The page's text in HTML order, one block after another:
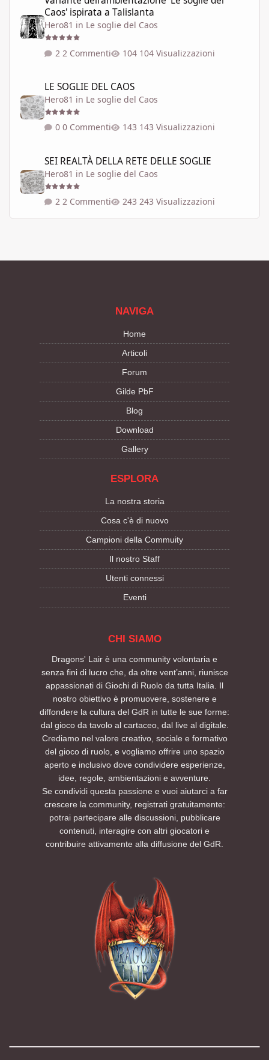
Caos' ispirata a Talislanta
Hero81 in Le soglie del Caos
2 Commenti 104 Visualizzazioni
LE SOGLIE DEL CAOS
Hero81 in Le soglie del Caos
0 Commenti 143 Visualizzazioni
SEI REALTÀ DELLA RETE DELLE SOGLIE
Hero81 in Le soglie del Caos
2 Commenti 243 Visualizzazioni
NAVIGA
Home
Articoli
Forum
Gilde PbF
Blog
Download
Gallery
ESPLORA
La nostra storia
Cosa c'è di nuovo
Campioni della Commuity
Il nostro Staff
Utenti connessi
Eventi
CHI SIAMO
Dragons' Lair è una community volontaria e
senza fini di lucro che, da oltre vent’anni, riunisce
appassionati di Giochi di Ruolo da tutta Italia. Il
nostro obiettivo è promuovere, sostenere e
diffondere la cultura del GdR in tutte le sue forme:
dal gioco da tavolo al cartaceo, dal live al digitale.
Crediamo nel valore creativo, sociale e formativo
del gioco di ruolo, e vogliamo offrire uno spazio
aperto e inclusivo dove condividere esperienze,
idee, regole, ambientazioni e avventure.
Se condividi questa passione e vuoi aiutarci a far
crescere la community, registrati gratuitamente:
potrai partecipare alle discussioni, pubblicare
contenuti, interagire con altri giocatori e
contribuire attivamente alla diffusione del GdR.